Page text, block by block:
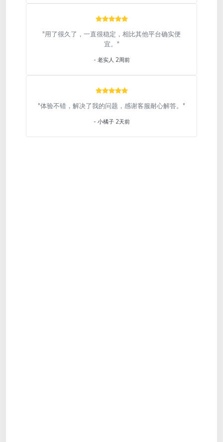
"用了很久了，一直很稳定，相比其他平台确实便
宜。"
- 老实人 2周前
"体验不错，解决了我的问题，感谢客服耐心解答。"
- 小橘子 2天前